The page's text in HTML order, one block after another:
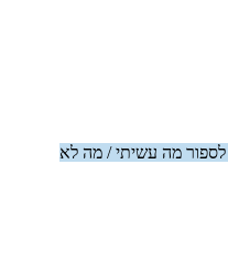
לספור מה עשיתי / מה לא